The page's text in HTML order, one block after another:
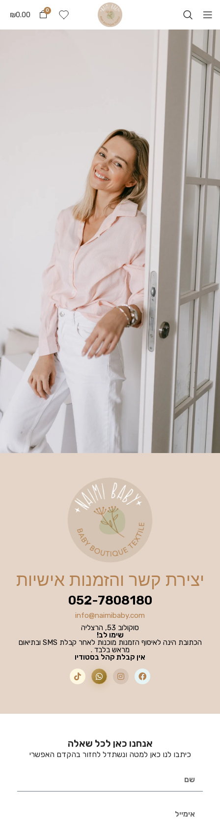
0
₪0.00
יצירת קשר והזמנות אישיות
052-7808180
info@naimibaby.com
סוקולוב 53, הרצליה
שימו לב!
הכתובת הינה לאיסוף הזמנות מוכנות לאחר קבלת SMS ובתיאום
מראש בלבד .
אין קבלת קהל בסטודיו
אנחנו כאן לכל שאלה
כיתבו לנו כאן למטה ונשתדל לחזור בהקדם האפשרי